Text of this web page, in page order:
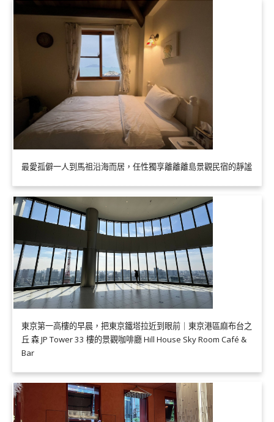
最愛孤僻一人到馬祖沿海而居，任性獨享離離離島景觀民宿的靜謐
東京第一高樓的早晨，把東京鐵塔拉近到眼前｜東京港區麻布台之
丘 森 JP Tower 33 樓的景觀咖啡廳 Hill House Sky Room Café &
Bar